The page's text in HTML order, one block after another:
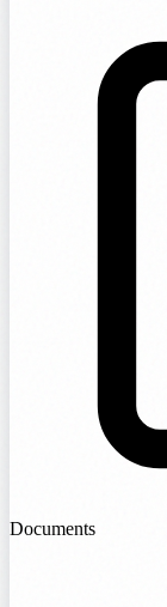
Documents